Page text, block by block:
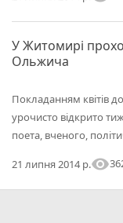
У Житомирі
Ольжича
Покладанням квітів
урочисто відкрито
поета, вченого,
21 липня 2014 р.visibility